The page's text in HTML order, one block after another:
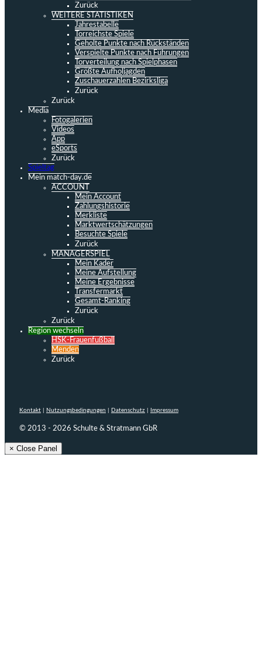
Zurück
WEITERE STATISTIKEN
Jahrestabelle
Torreichste Spiele
Geholte Punkte nach Rückständen
Verspielte Punkte nach Führungen
Torverteilung nach Spielphasen
Größte Aufholjagden
Zuschauerzahlen Bezirksliga
Zurück
Zurück
Media
Fotogalerien
Videos
App
eSports
Zurück
Spieltag
Mein match-day.de
ACCOUNT
Mein Account
Zahlungshistorie
Merkliste
Marktwertschätzungen
Besuchte Spiele
Zurück
MANAGERSPIEL
Mein Kader
Meine Aufstellung
Meine Ergebnisse
Transfermarkt
Gesamt-Ranking
Zurück
Zurück
Region wechseln
HSK-Frauenfußball
Menden
Zurück
Kontakt Nutzungsbedingungen Datenschutz Impressum
© 2013 - 2026 Schulte & Stratmann GbR
× Close Panel